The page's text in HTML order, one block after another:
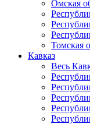
Омская
Томская
Кавказ
Весь